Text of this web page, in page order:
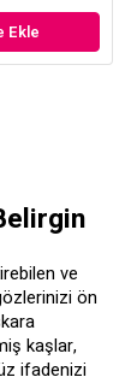
Ekle
ve
ön
kaşlar,
ifadenizi